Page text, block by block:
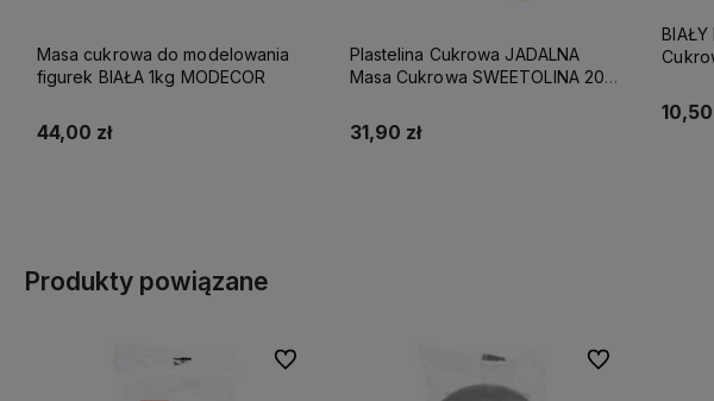
Masa cukrowa do modelowania
figurek BIAŁA 1kg MODECOR
44,00 zł
Plastelina Cukrowa JADALNA
Masa Cukrowa SWEETOLINA 20
31,90 zł
10,50
Produkty powiązane
Do ulubionych Do ulubionych